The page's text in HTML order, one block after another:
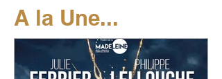
A la Une...